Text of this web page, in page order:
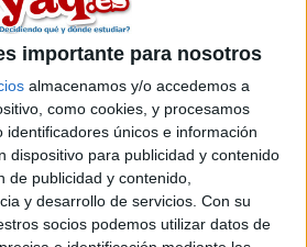
importante para nosotros
almacenamos y/o accedemos a
como cookies, y procesamos
identificadores únicos e información
dispositivo para publicidad y contenido
de publicidad y contenido,
y desarrollo de servicios. Con su
socios podemos utilizar datos de
es